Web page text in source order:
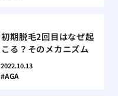
初期脱毛2回目はなぜ起
こる？そのメカニズム
2022.10.13
AGA